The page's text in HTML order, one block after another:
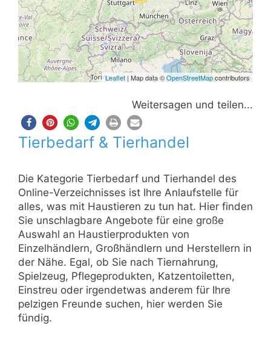
Leaflet | Map data ©OpenStreetMapcontributors
Weitersagen und teilen...
Tierbedarf & Tierhandel
Die Kategorie Tierbedarf und Tierhandel des
Online-Verzeichnisses ist Ihre Anlaufstelle für
alles, was mit Haustieren zu tun hat. Hier finden
Sie unschlagbare Angebote für eine große
Auswahl an Haustierprodukten von
Einzelhändlern, Großhändlern und Herstellern in
der Nähe. Egal, ob Sie nach Tiernahrung,
Spielzeug, Pflegeprodukten, Katzentoiletten,
Einstreu oder irgendetwas anderem für Ihre
pelzigen Freunde suchen, hier werden Sie
fündig.